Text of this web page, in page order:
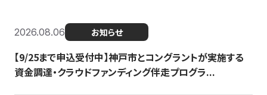
2026.08.06 お知らせ
【9/25まで申込受付中】神戸市とコングラントが実施する
資金調達・クラウドファンディング伴走プログラ...